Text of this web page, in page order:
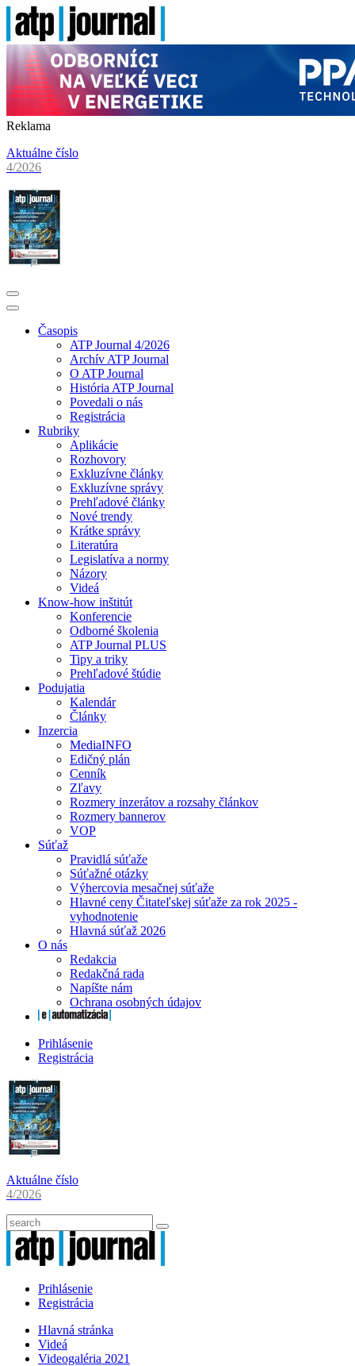
Reklama
Aktuálne číslo
4/2026
Časopis
ATP Journal 4/2026
Archív ATP Journal
O ATP Journal
História ATP Journal
Povedali o nás
Registrácia
Rubriky
Aplikácie
Rozhovory
Exkluzívne články
Exkluzívne správy
Prehľadové články
Nové trendy
Krátke správy
Literatúra
Legislatíva a normy
Názory
Videá
Know-how inštitút
Konferencie
Odborné školenia
ATP Journal PLUS
Tipy a triky
Prehľadové štúdie
Podujatia
Kalendár
Články
Inzercia
MediaINFO
Edičný plán
Cenník
Zľavy
Rozmery inzerátov a rozsahy článkov
Rozmery bannerov
VOP
Súťaž
Pravidlá súťaže
Súťažné otázky
Výhercovia mesačnej súťaže
Hlavné ceny Čitateľskej súťaže za rok 2025 -
vyhodnotenie
Hlavná súťaž 2026
O nás
Redakcia
Redakčná rada
Napíšte nám
Ochrana osobných údajov
Prihlásenie
Registrácia
Aktuálne číslo
4/2026
Prihlásenie
Registrácia
Hlavná stránka
Videá
Videogaléria 2021